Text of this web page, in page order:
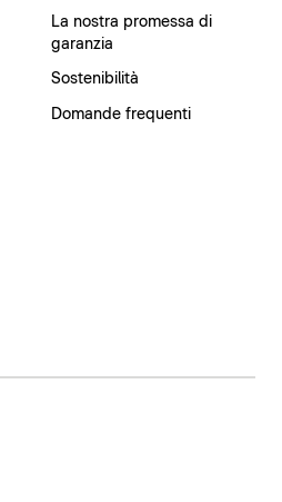
La nostra promessa di
garanzia
Sostenibilità
Domande frequenti